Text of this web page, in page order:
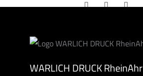
WARLICH DRUCK RheinAhr